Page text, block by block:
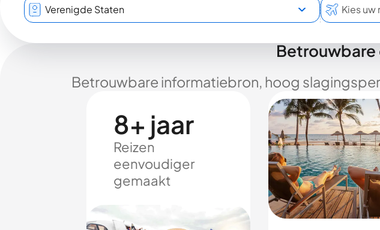
Betrouwbare
Betrouwbare informatiebron, hoog
8+ jaar
Reizen
eenvoudiger
gemaakt